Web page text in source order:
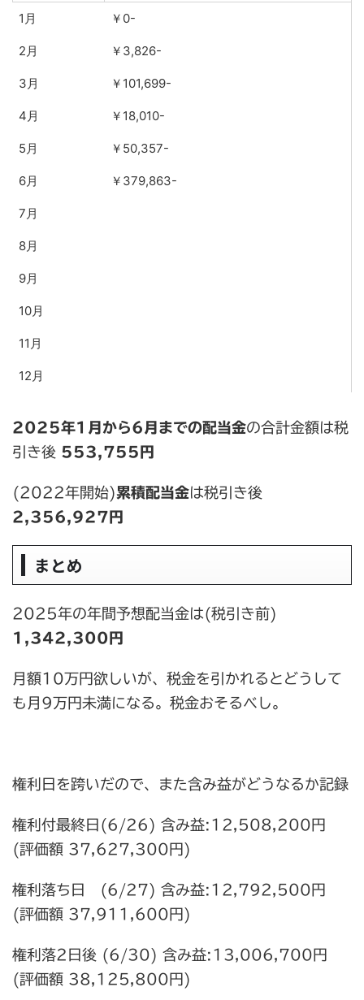
1月 ￥0-
2月 ￥3,826-
3月 ￥101,699-
4月 ￥18,010-
5月 ￥50,357-
6月 ￥379,863-
7月
8月
9月
10月
11月
12月
2025年1月から6月までの配当金の合計金額は税
引き後 553,755円
(2022年開始)累積配当金は税引き後
2,356,927円
まとめ
2025年の年間予想配当金は(税引き前)
1,342,300円
月額10万円欲しいが、税金を引かれるとどうして
も月9万円未満になる。税金おそるべし。
権利日を跨いだので、また含み益がどうなるか記録
権利付最終日(6/26) 含み益:12,508,200円
(評価額 37,627,300円)
権利落ち日 (6/27) 含み益:12,792,500円
(評価額 37,911,600円)
権利落2日後 (6/30) 含み益:13,006,700円
(評価額 38,125,800円)